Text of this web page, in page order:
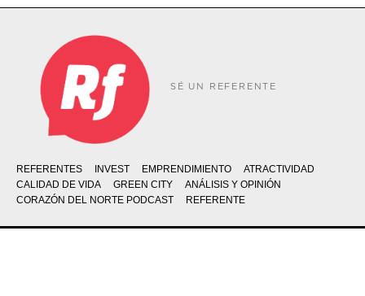
SÉ UN REFERENTE
REFERENTES INVEST EMPRENDIMIENTO
ATRACTIVIDAD
CALIDAD DE VIDA
GREEN CITY
ANÁLISIS Y OPINIÓN
CORAZÓN DEL NORTE PODCAST
REFERENTE